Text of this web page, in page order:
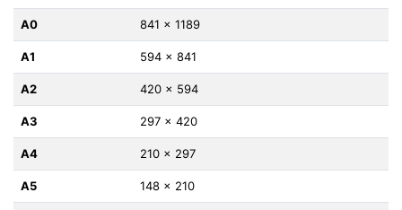
A0 841 x 1189
A1 594 x 841
A2 420 x 594
A3 297 x 420
A4 210 x 297
A5 148 x 210